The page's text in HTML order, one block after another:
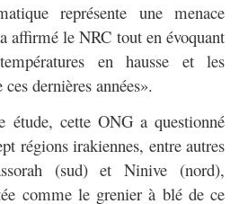
représente une menace
affirmé le NRC tout en évoquant
en hausse et les
dernières années».
étude, cette ONG a questionné
régions irakiennes, entre autres
(sud) et Ninive (nord),
comme le grenier à blé de ce